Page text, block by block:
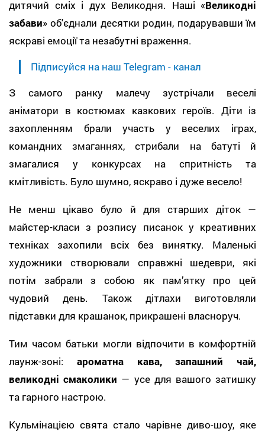
дитячий сміх і дух Великодня. Наші «Великодні
забави» об'єднали десятки родин, подарувавши їм
яскраві емоції та незабутні враження.
Підписуйся на наш Telegram - канал
З самого ранку малечу зустрічали веселі
аніматори в костюмах казкових героїв. Діти із
захопленням брали участь у веселих іграх,
командних змаганнях, стрибали на батуті й
змагалися у конкурсах на спритність та
кмітливість. Було шумно, яскраво і дуже весело!
Не менш цікаво було й для старших діток —
майстер-класи з розпису писаноку креативних
техніках захопили всіх без винятку. Маленькі
художники створювали справжні шедеври, які
потім забрали з собою як пам’ятку про цей
чудовий день. Також дітлахи виготовляли
підставки для крашанок, прикрашені власноруч.
Тим часом батьки могли відпочити в комфортній
лаунж-зоні: ароматна кава, запашний чай,
великодні смаколики — усе для вашого затишку
та гарного настрою.
Кульмінацією свята стало чарівне диво-шоу, яке